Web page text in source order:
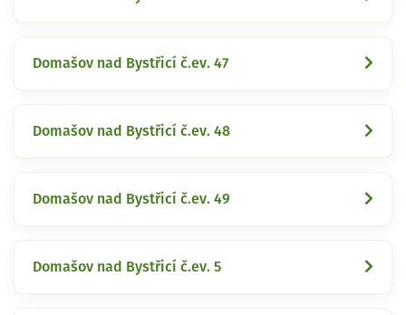
Domašov nad Bystřicí č.ev. 47
Domašov nad Bystřicí č.ev. 48
Domašov nad Bystřicí č.ev. 49
Domašov nad Bystřicí č.ev. 5